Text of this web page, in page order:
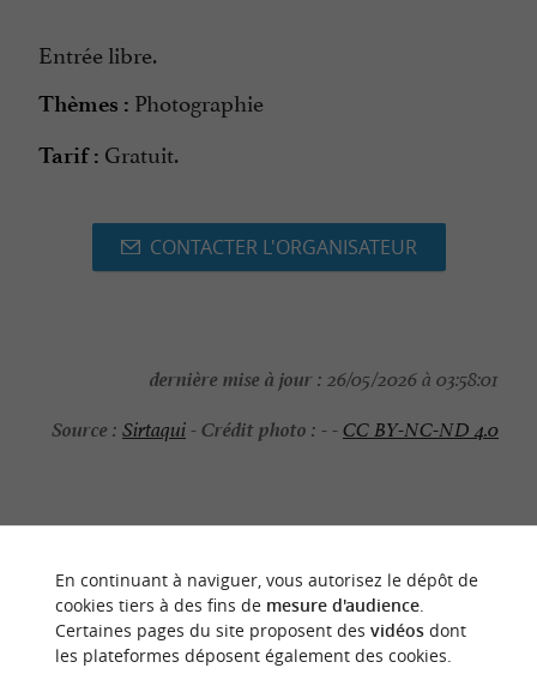
Entrée libre.
Thèmes : Photographie
Tarif : Gratuit.
CONTACTER L'ORGANISATEUR
dernière mise à jour : 26/05/2026 à 03:58:01
Source : Sirtaqui-Crédit photo : - -CC BY-NC-ND 4.0
NOUS AVONS TESTÉPOUR VOUS
En continuant à naviguer, vous autorisez le dépôt de
cookies tiers à des fins de mesure d'audience.
Certaines pages du site proposent des vidéosdont
les plateformes déposent également des cookies.